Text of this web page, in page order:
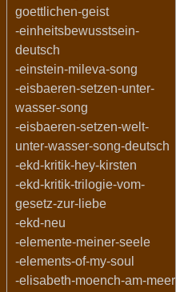
goettlichen-geist
-einheitsbewusstsein-
deutsch
-einstein-mileva-song
-eisbaeren-setzen-unter-
wasser-song
-eisbaeren-setzen-welt-
unter-wasser-song-deutsch
-ekd-kritik-hey-kirsten
-ekd-kritik-trilogie-vom-
gesetz-zur-liebe
-ekd-neu
-elemente-meiner-seele
-elements-of-my-soul
-elisabeth-moench-am-meer